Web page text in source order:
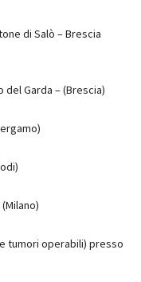
di Salò – Brescia
del Garda – (Brescia)
(Milano)
tumori operabili) presso